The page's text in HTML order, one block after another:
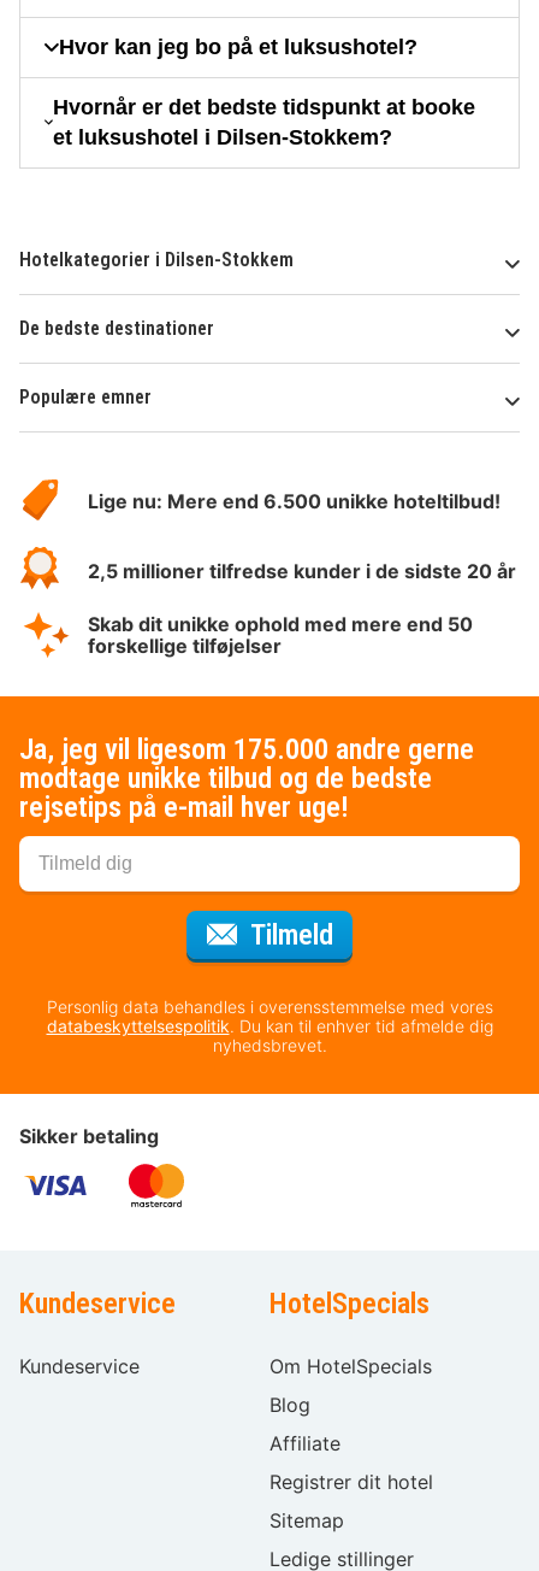
Hvor kan jeg bo på et luksushotel?
Hvornår er det bedste tidspunkt at booke
et luksushotel i Dilsen-Stokkem?
Hotelkategorier i Dilsen-Stokkem
De bedste destinationer
Populære emner
HotelSpecials
Lige nu: Mere end 6.500 unikke hoteltilbud!
2,5 millioner tilfredse kunder i de sidste 20 år
Skab dit unikke ophold med mere end 50
forskellige tilføjelser
Ja, jeg vil ligesom 175.000 andre gerne
modtage unikke tilbud og de bedste
rejsetips på e-mail hver uge!
Tilmeld
Personlig data behandles i overensstemmelse med vores
databeskyttelsespolitik. Du kan til enhver tid afmelde dig
nyhedsbrevet.
Sikker betaling
Kundeservice
Kundeservice
HotelSpecials
Om HotelSpecials
Blog
Affiliate
Registrer dit hotel
Sitemap
Ledige stillinger